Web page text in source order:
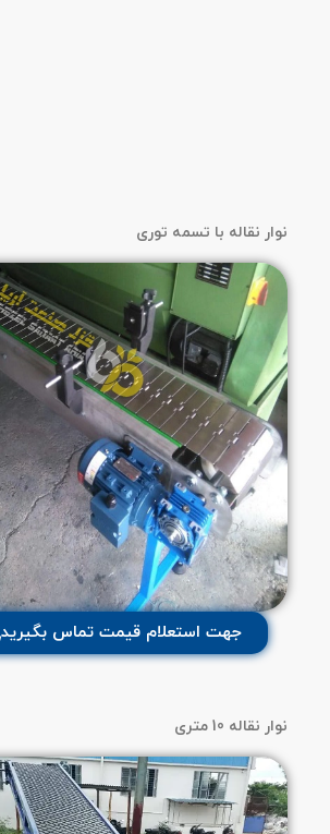
نوار نقاله با تسمه توری
جهت استعلام قیمت تماس بگیرید
نوار نقاله 10 متری